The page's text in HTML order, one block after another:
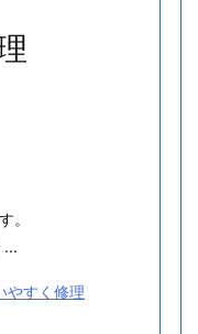
。
...
やすく修理